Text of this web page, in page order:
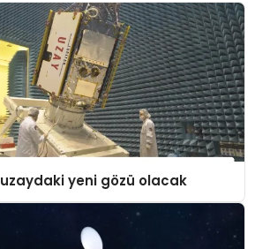
uzaydaki yeni gözü olacak